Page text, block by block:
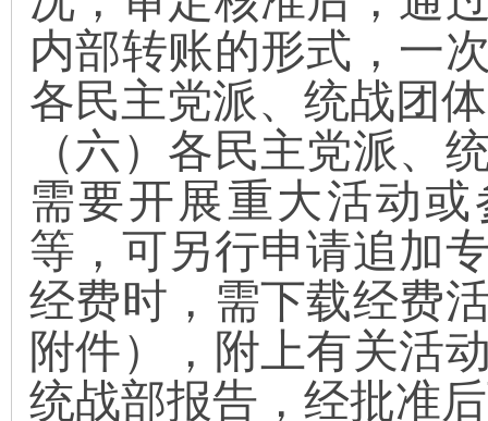
内部转账的形式， 一
各民主党派、统战团
（六） 各民主党派、
需要开展重大活动
等，可另行申请追加
经费时，需下载经费
附件），附上有关活
统战部报告，经批准